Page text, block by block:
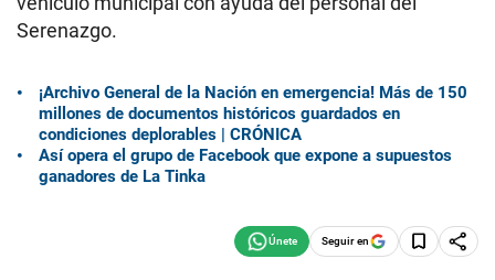
Serenazgo.
¡Archivo General de la Nación en emergencia! Más de 150
millones de documentos históricos guardados en
condiciones deplorables | CRÓNICA
Así opera el grupo de Facebook que expone a supuestos
ganadores de La Tinka
Seguir en